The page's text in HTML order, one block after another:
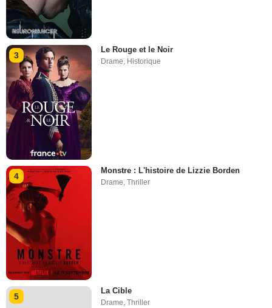
3
Le Rouge et le Noir
Drame, Historique
4
Monstre : L'histoire de Lizzie Borden
Drame ,Thriller
5
La Cible
Drame,Thriller